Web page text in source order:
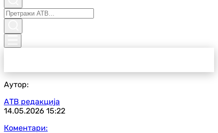
Аутор:
АТВ редакција
14.05.2026 15:22
Коментари: